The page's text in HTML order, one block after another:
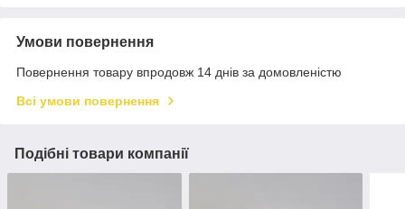
Умови повернення
Повернення товару впродовж 14 днів за домовленістю
Всі умови повернення
Подібні товари компанії